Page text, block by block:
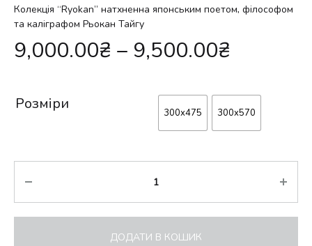
Колекція “Ryokan” натхненна японським поетом, філософом
та каліграфом Рьокан Тайгу
9,000.00₴ – 9,500.00₴
Розміри 300x475 300x570
ДОДАТИ В КОШИК